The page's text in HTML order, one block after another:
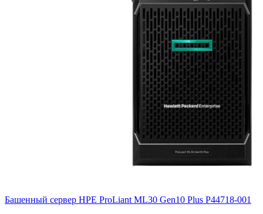
Башенный сервер HPE ProLiant ML30 Gen10 Plus P44718-001